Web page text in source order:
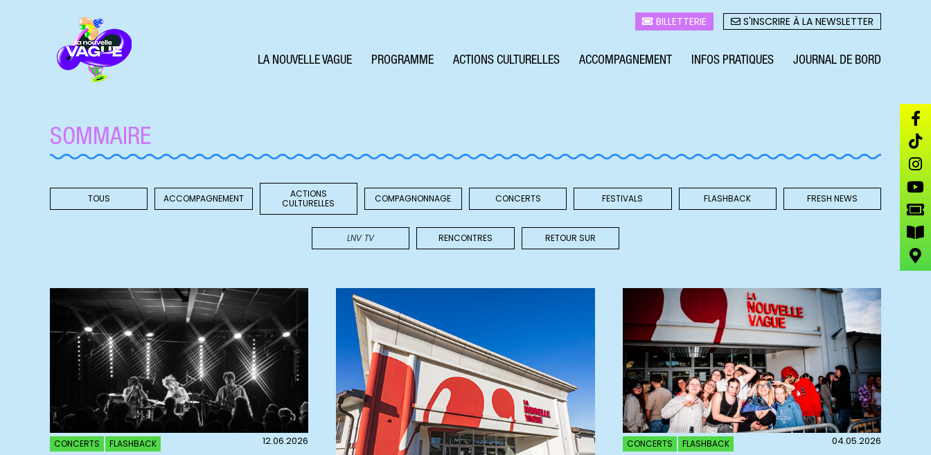
BILLETTERIE S'INSCRIRE À LA NEWSLETTER
LA NOUVELLE VAGUE PROGRAMME ACTIONS CULTURELLES ACCOMPAGNEMENT INFOS PRATIQUES JOURNAL DE BORD
SOMMAIRE
TOUS ACCOMPAGNEMENT
ACTIONS
CULTURELLES
COMPAGNONNAGE CONCERTS FESTIVALS FLASHBACK FRESH NEWS
LNV TV RENCONTRES RETOUR SUR
CONCERTS FLASHBACK 12.06.2026 CONCERTS FLASHBACK 04.05.2026